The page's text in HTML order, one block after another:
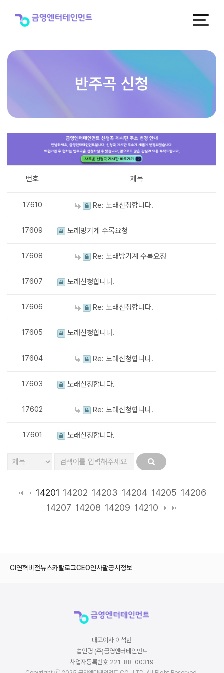
반주곡 신청
번호 제목
17610 Re: 노래신청합니다.
17609 노래방기계 수록요청
17608 Re: 노래방기계 수록요청
17607 노래신청합니다.
17606 Re: 노래신청합니다.
17605 노래신청합니다.
17604 Re: 노래신청합니다.
17603 노래신청합니다.
17602 Re: 노래신청합니다.
17601 노래신청합니다.
14201 14202 14203 14204 14205 14206
14207 14208 14209 14210
CI 연혁비전뉴스카탈로그CEO인사말공시정보
대표이사 이석현
법인명 (주)금영엔터테인먼트
사업자등록번호 221-88-00319